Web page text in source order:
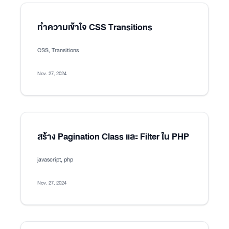
ทำความเข้าใจ CSS Transitions
CSS, Transitions
Nov. 27, 2024
สร้าง Pagination Class และ Filter ใน PHP
javascript, php
Nov. 27, 2024